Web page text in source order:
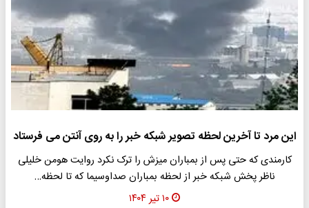
این مرد تا آخرین لحظه تصویر شبکه خبر را به روی آنتن می فرستاد
کارمندی که حتی پس از بمباران میزش را ترک نکرد روایت هومن خلیلی
ناظر پخش شبکه خبر از لحظه بمباران صداوسیما که تا لحظه…
۱۰ تیر ۱۴۰۴